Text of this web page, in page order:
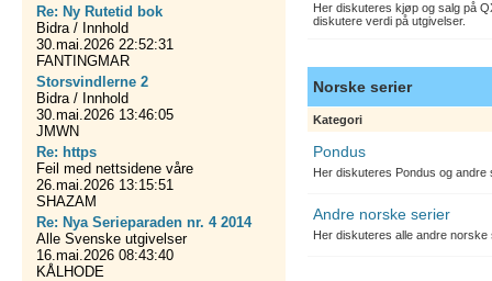
Re: Ny Rutetid bok
Bidra / Innhold
30.mai.2026 22:52:31
FANTINGMAR
Storsvindlerne 2
Bidra / Innhold
30.mai.2026 13:46:05
JMWN
Re: https
Feil med nettsidene våre
26.mai.2026 13:15:51
SHAZAM
Re: Nya Serieparaden nr. 4 2014
Alle Svenske utgivelser
16.mai.2026 08:43:40
KÅLHODE
Her diskuteres kjøp og salg på
diskutere verdi på utgivelser.
Norske serier
Kategori
Pondus
Her diskuteres Pondus og
Andre norske serier
Her diskuteres alle andre